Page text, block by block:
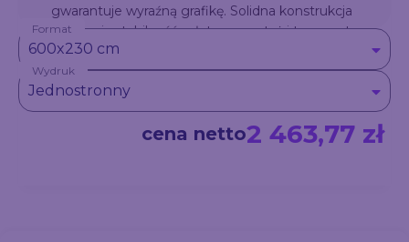
gwarantuje wyraźną grafikę. Solidna konstrukcja
zapewnia stabilność, a łatwy montaż i transport
ułatwiają użytkowanie. Sprawdź ofertę Druk-24!
Format
600x230 cm
Wydruk
Jednostronny
cena netto2 463,77 zł